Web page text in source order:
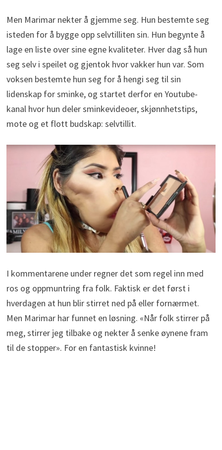
Men Marimar nekter å gjemme seg. Hun bestemte seg
isteden for å bygge opp selvtilliten sin. Hun begynte å
lage en liste over sine egne kvaliteter. Hver dag så hun
seg selv i speilet og gjentok hvor vakker hun var. Som
voksen bestemte hun seg for å hengi seg til sin
lidenskap for sminke, og startet derfor en Youtube-
kanal hvor hun deler sminkevideoer, skjønnhetstips,
mote og et flott budskap: selvtillit.
I kommentarene under regner det som regel inn med
ros og oppmuntring fra folk. Faktisk er det først i
hverdagen at hun blir stirret ned på eller fornærmet.
Men Marimar har funnet en løsning. «Når folk stirrer på
meg, stirrer jeg tilbake og nekter å senke øynene fram
til de stopper». For en fantastisk kvinne!